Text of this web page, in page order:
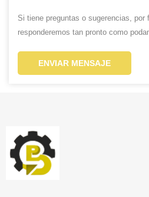
Si tiene preguntas o sugerencias,
responderemos tan pronto como
ENVIAR MENSAJE